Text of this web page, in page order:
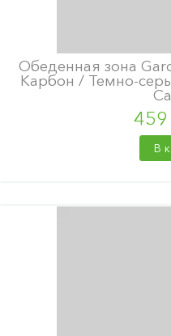
Обеденная зона
Карбон / Темно-
В